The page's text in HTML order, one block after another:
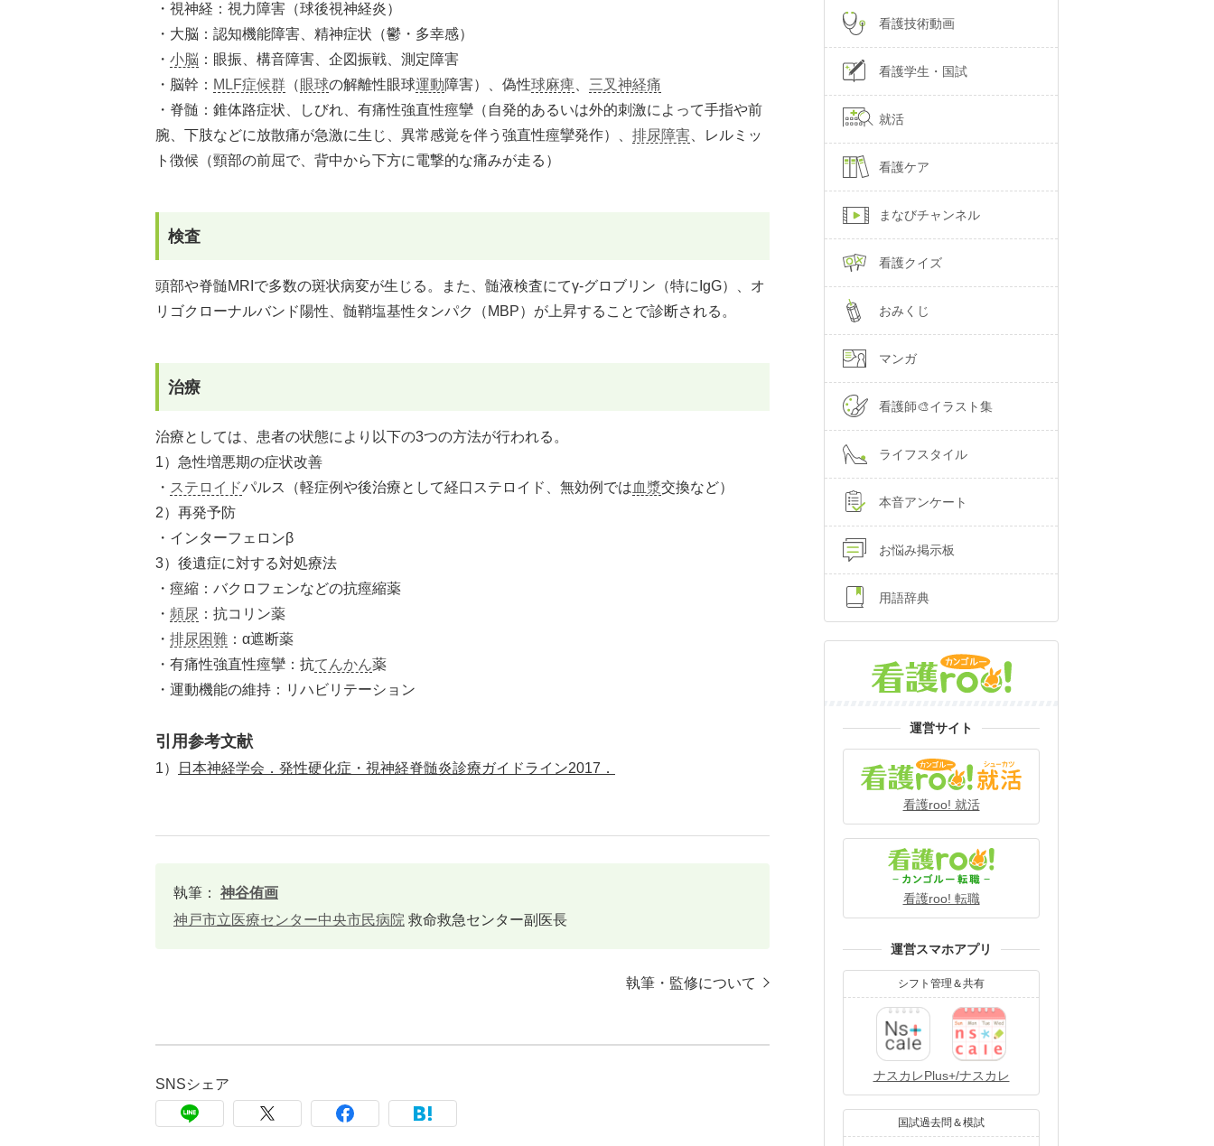
・視神経：視力障害（球後視神経炎）
・大脳：認知機能障害、精神症状（鬱・多幸感）
・ 小脳 ：眼振、構音障害、企図振戦、測定障害
・脳幹： MLF症候群 （ 眼球の解離性眼球運動障害）、偽性球麻痺
三叉神経痛
・脊髄：錐体路症状、しびれ、有痛性強直性痙攣（自発的あるいは外的刺激によって手指や前
腕、下肢などに放散痛が急激に生じ、異常感覚を伴う強直性痙攣発作）、 排尿障害 、レルミッ
ト徴候（頸部の前屈で、背中から下方に電撃的な痛みが走る）
検査
頭部や脊髄MRIで多数の斑状病変が生じる。また、髄液検査にてγ-グロブリン（特にIgG）、オ
リゴクローナルバンド陽性、髄鞘塩基性タンパク（MBP）が上昇することで診断される。
治療
治療としては、患者の状態により以下の3つの方法が行われる。
1）急性増悪期の症状改善
・ ステロイドパルス（軽症例や後治療として経口ステロイド、無効例では血漿交換など）
2）再発予防
・インターフェロンβ
3）後遺症に対する対処療法
・痙縮：バクロフェンなどの抗痙縮薬
・ 頻尿 ：抗コリン薬
・ 排尿困難 ：α遮断薬
・有痛性強直性痙攣：抗てんかん薬
・運動機能の維持：リハビリテーション
引用参考文献
1） 日本神経学会．発性硬化症・視神経脊髄炎診療ガイドライン2017．
執筆：
神谷侑画
神戸市立医療センター中央市民病院 救命救急センター副医長
執筆・監修について
SNSシェア
看護技術動画
看護学生・国試
就活
看護ケア
まなびチャンネル
看護クイズ
おみくじ
マンガ
看護師🎨イラスト集
ライフスタイル
本音アンケート
お悩み掲示板
用語辞典
運営サイト
看護roo! 就活
看護roo! 転職
運営スマホアプリ
シフト管理＆共有
ナスカレPlus+/ナスカレ
国試過去問＆模試